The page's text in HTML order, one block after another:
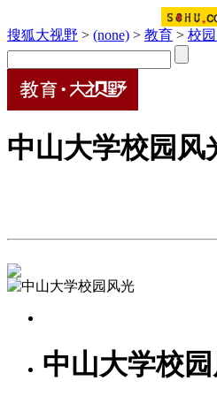
搜狐大视野 > (none) > 教育 > 校
中山大学校园风
中山大学校